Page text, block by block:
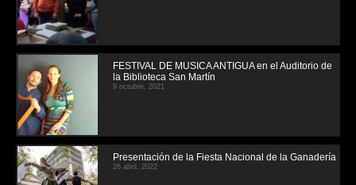
FESTIVAL DE MUSICA ANTIGUA en el Auditorio de
la Biblioteca San Martín
9 octubre, 2021
Presentación de la Fiesta Nacional de la Ganadería
26 abril, 2022